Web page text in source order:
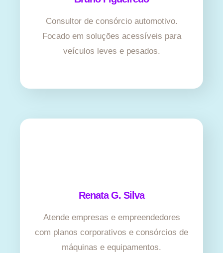
Consultor de consórcio automotivo.
Focado em soluções acessíveis para
veículos leves e pesados.
Renata G. Silva
Atende empresas e empreendedores
com planos corporativos e consórcios de
máquinas e equipamentos.